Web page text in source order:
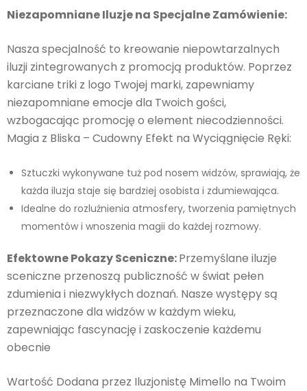
Niezapomniane Iluzje na Specjalne Zamówienie:
Nasza specjalność to kreowanie niepowtarzalnych
iluzji zintegrowanych z promocją produktów. Poprzez
karciane triki z logo Twojej marki, zapewniamy
niezapomniane emocje dla Twoich gości,
wzbogacając promocję o element niecodzienności.
Magia z Bliska – Cudowny Efekt na Wyciągnięcie Ręki:
Sztuczki wykonywane tuż pod nosem widzów, sprawiają, że
każda iluzja staje się bardziej osobista i zdumiewająca.
Idealne do rozluźnienia atmosfery, tworzenia pamiętnych
momentów i wnoszenia magii do każdej rozmowy.
Efektowne Pokazy Sceniczne:Przemyślane iluzje
sceniczne przenoszą publiczność w świat pełen
zdumienia i niezwykłych doznań. Nasze występy są
przeznaczone dla widzów w każdym wieku,
zapewniając fascynację i zaskoczenie każdemu
obecnie
Wartość Dodana przez Iluzjonistę Mimello na Twoim